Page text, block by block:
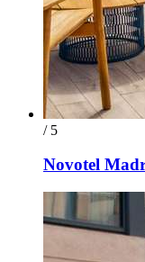
/ 5
Novotel